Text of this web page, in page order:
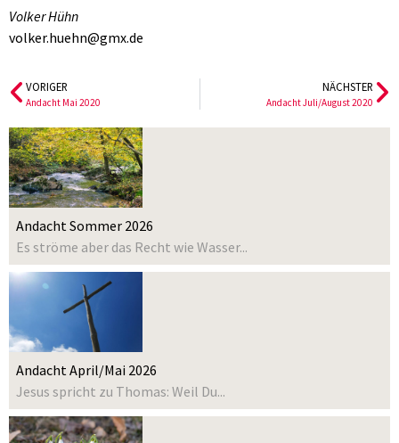
Volker Hühn
volker.huehn@gmx.de
VORIGER
Andacht Mai 2020
NÄCHSTER
Andacht Juli/August 2020
Andacht Sommer 2026
Es ströme aber das Recht wie Wasser...
Andacht April/Mai 2026
Jesus spricht zu Thomas: Weil Du...